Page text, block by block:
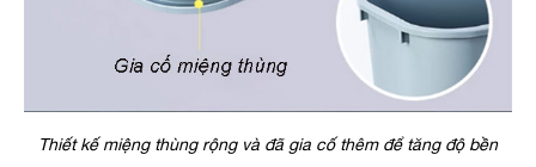
Thiết kế miệng thùng rộng và đã gia cố thêm để tăng độ bền